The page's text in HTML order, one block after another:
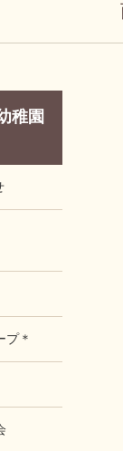
稚園
プ＊